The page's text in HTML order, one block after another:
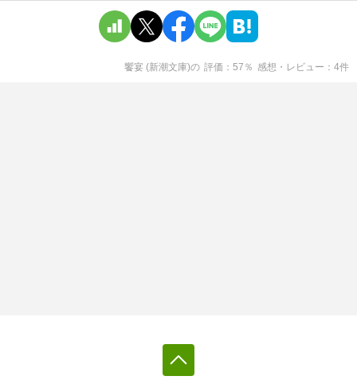
饗宴 (新潮文庫)の 評価 57 ％ 感想・レビュー 4件